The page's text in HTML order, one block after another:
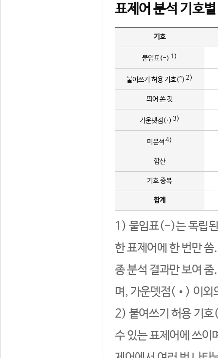
표제어 분석 기호
기호
붙임표(-) 1)
붙여쓰기 허용 기호(^) 2)
띄어 쓴 것
가운뎃점(·) 3)
미분석 4)
합산
기호 중복
합계
1) 붙임표(-)는 독립된
한 표제어에 한 번만
종 분석 결과만 보여
며, 가운뎃점(•) 이외
2) 붙여쓰기 허용 기호
수 있는 표제어에 쓰이